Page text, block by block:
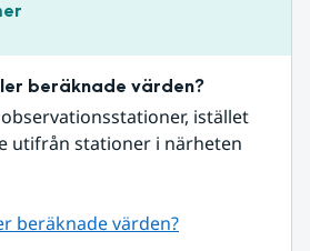
beräknade värden?
istället
utifrån stationer i närheten
beräknade värden?